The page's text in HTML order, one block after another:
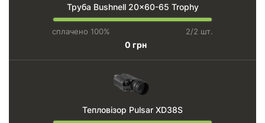
Труба Bushnell 20x60-65 Trophy
сплачено 100% 2/2 шт.
0 грн
Тепловізор Pulsar XD38S